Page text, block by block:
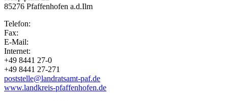
85276 Pfaffenhofen a.d.Ilm
Telefon:
Fax:
E-Mail:
Internet:
+49 8441 27-0
+49 8441 27-271
poststelle@landratsamt-paf.de
www.landkreis-pfaffenhofen.de